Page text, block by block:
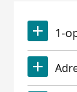
1-